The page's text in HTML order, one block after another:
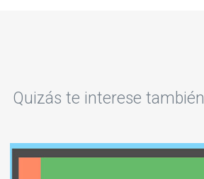
Quizás te interese también